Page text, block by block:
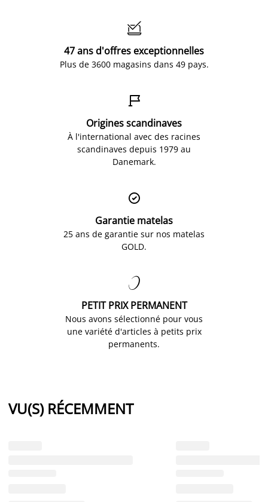

47 ans d'offres exceptionnelles
Plus de 3600 magasins dans 49 pays.

Origines scandinaves
À l'international avec des racines
scandinaves depuis 1979 au
Danemark.

Garantie matelas
25 ans de garantie sur nos matelas
GOLD.

PETIT PRIX PERMANENT
Nous avons sélectionné pour vous
une variété d'articles à petits prix
permanents.
VU(S) RÉCEMMENT